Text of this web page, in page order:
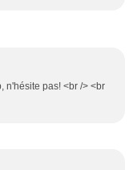
n'hésite pas! <br /> <br